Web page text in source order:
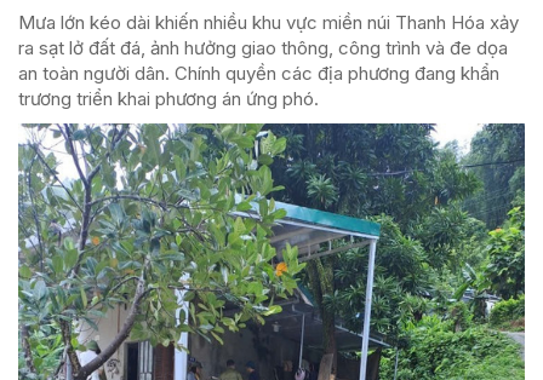
Mưa lớn kéo dài khiến nhiều khu vực miền núi Thanh Hóa xảy
ra sạt lở đất đá, ảnh hưởng giao thông, công trình và đe dọa
an toàn người dân. Chính quyền các địa phương đang khẩn
trương triển khai phương án ứng phó.